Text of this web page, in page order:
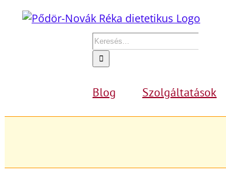
Kihagyás
Keresés...
Blog Szolgáltatások